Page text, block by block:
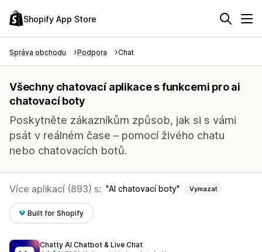
Shopify App Store
Správa obchodu Podpora Chat
Všechny chatovací aplikace s funkcemi pro ai
chatovací boty
Poskytněte zákazníkům způsob, jak si s vámi
psát v reálném čase – pomocí živého chatu
nebo chatovacích botů.
Více aplikací (893) s: AI chatovací boty Vymazat
Built for Shopify
Chatty AI Chatbot & Live Chat